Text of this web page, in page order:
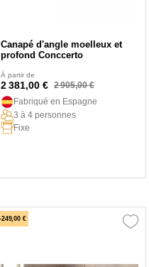
Canapé d'angle moelleux et
profond Conccerto
À partir de
2 381,00 € 2 905,00 €
Fabriqué en Espagne
3 à 4 personnes
Fixe
-249,00 €